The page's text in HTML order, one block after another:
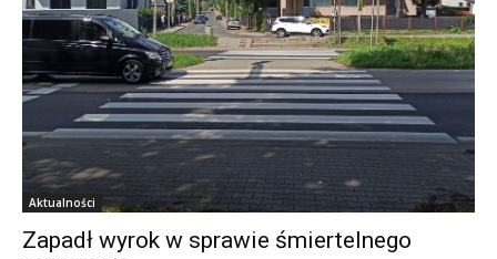
Aktualności
Zapadł wyrok w sprawie śmiertelnego